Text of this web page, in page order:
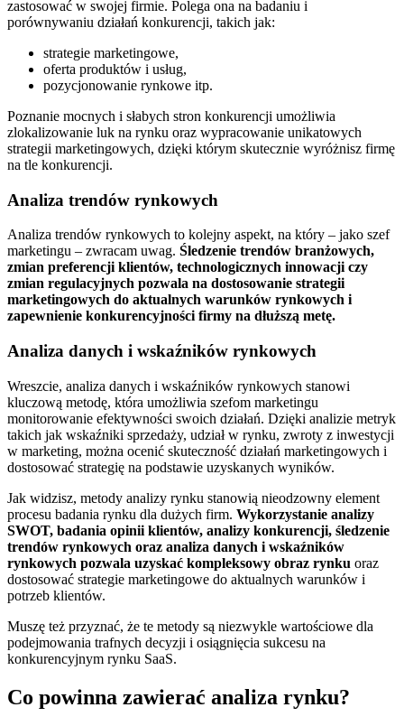
zastosować w swojej firmie. Polega ona na badaniu i
porównywaniu działań konkurencji, takich jak:
strategie marketingowe,
oferta produktów i usług,
pozycjonowanie rynkowe itp.
Poznanie mocnych i słabych stron konkurencji umożliwia
zlokalizowanie luk na rynku oraz wypracowanie unikatowych
strategii marketingowych, dzięki którym skutecznie wyróżnisz firmę
na tle konkurencji.
Analiza trendów rynkowych
Analiza trendów rynkowych to kolejny aspekt, na który – jako szef
marketingu – zwracam uwag. Śledzenie trendów branżowych,
zmian preferencji klientów, technologicznych innowacji czy
zmian regulacyjnych pozwala na dostosowanie strategii
marketingowych do aktualnych warunków rynkowych i
zapewnienie konkurencyjności firmy na dłuższą metę.
Analiza danych i wskaźników rynkowych
Wreszcie, analiza danych i wskaźników rynkowych stanowi
kluczową metodę, która umożliwia szefom marketingu
monitorowanie efektywności swoich działań. Dzięki analizie metryk
takich jak wskaźniki sprzedaży, udział w rynku, zwroty z inwestycji
w marketing, można ocenić skuteczność działań marketingowych i
dostosować strategię na podstawie uzyskanych wyników.
Jak widzisz, metody analizy rynku stanowią nieodzowny element
procesu badania rynku dla dużych firm. Wykorzystanie analizy
SWOT, badania opinii klientów, analizy konkurencji, śledzenie
trendów rynkowych oraz analiza danych i wskaźników
rynkowych pozwala uzyskać kompleksowy obraz rynku oraz
dostosować strategie marketingowe do aktualnych warunków i
potrzeb klientów.
Muszę też przyznać, że te metody są niezwykle wartościowe dla
podejmowania trafnych decyzji i osiągnięcia sukcesu na
konkurencyjnym rynku SaaS.
Co powinna zawierać analiza rynku?